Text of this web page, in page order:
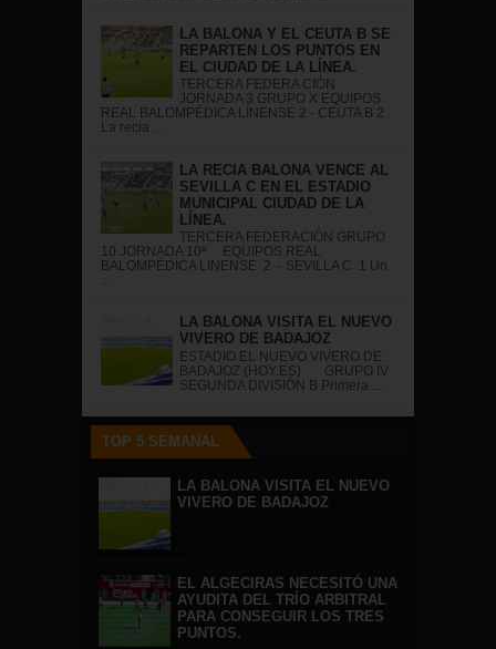
LA BALONA Y EL CEUTA B SE
REPARTEN LOS PUNTOS EN
EL CIUDAD DE LA LÍNEA.
TERCERA FEDERA CIÓN
JORNADA 3 GRUPO X EQUIPOS
REAL BALOMPÉDICA LÍNENSE 2 - CEUTA B 2
La recia ...
LA RECIA BALONA VENCE AL
SEVILLA C EN EL ESTADIO
MUNICIPAL CIUDAD DE LA
LÍNEA.
TERCERA FEDERACIÓN GRUPO
10 JORNADA 10ª EQUIPOS REAL
BALOMPÉDICA LINENSE 2 - SEVILLA C 1 Un
LA BALONA VISITA EL NUEVO
VIVERO DE BADAJOZ
ESTADIO EL NUEVO VIVERO DE
BADAJOZ (HOY.ES) GRUPO IV
SEGUNDA DIVISIÓN B Primera ...
TOP 5 SEMANAL
LA BALONA VISITA EL NUEVO
VIVERO DE BADAJOZ
EL ALGECIRAS NECESITÓ UNA
AYUDITA DEL TRÍO ARBITRAL
PARA CONSEGUIR LOS TRES
PUNTOS.